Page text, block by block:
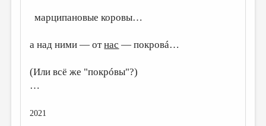
ОБЪЯВЛЕНИЯ
ОТ РЕДАКЦИИ
ЭССЕИСТИКА
марципановые коровы…
а над ними — отнас — покровá…
(Или всё же "покрóвы"?)
…
2021